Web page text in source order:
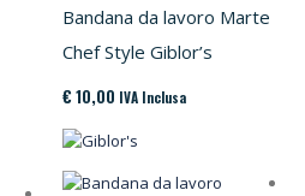
Bandana da lavoro Marte
Chef Style Giblor’s
€ 10,00 IVA Inclusa